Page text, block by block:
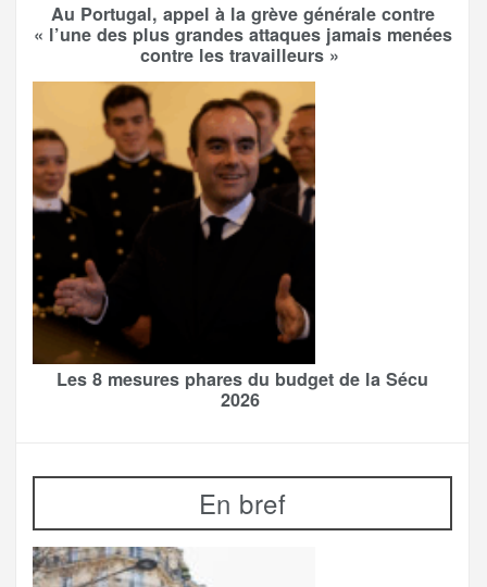
Au Portugal, appel à la grève générale contre
« l’une des plus grandes attaques jamais menées
contre les travailleurs »
Les 8 mesures phares du budget de la Sécu
2026
En bref